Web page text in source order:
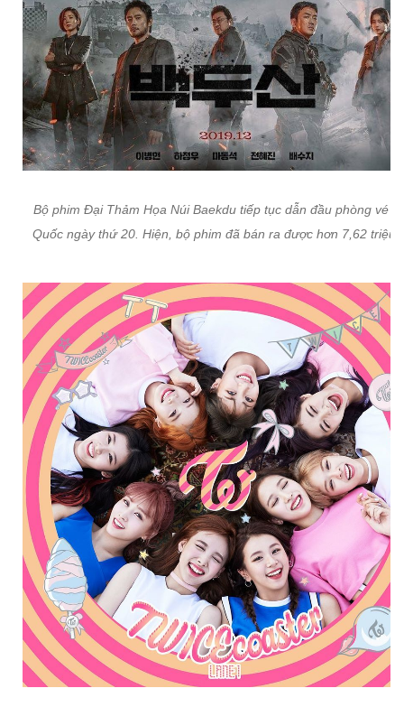
Bộ phim Đại Thảm Họa Núi Baekdu tiếp tục dẫn đầu phòng vé
Quốc ngày thứ 20. Hiện, bộ phim đã bán ra được hơn 7,62 triệu